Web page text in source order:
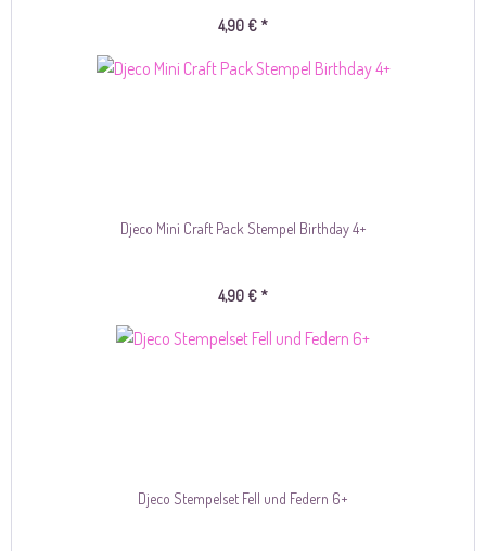
4,90 € *
Djeco Mini Craft Pack Stempel Birthday 4+
4,90 € *
Djeco Stempelset Fell und Federn 6+